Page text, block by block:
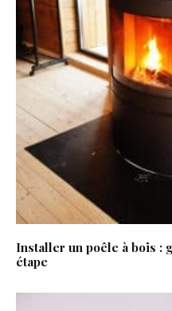
Installer un poêle à bois :
étape